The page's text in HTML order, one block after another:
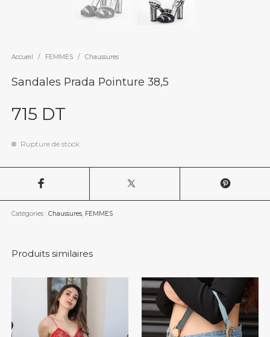
Accueil / FEMMES / Chaussures
Sandales Prada Pointure 38,5
715 DT
Rupture de stock
Catégories : Chaussures, FEMMES
Produits similaires